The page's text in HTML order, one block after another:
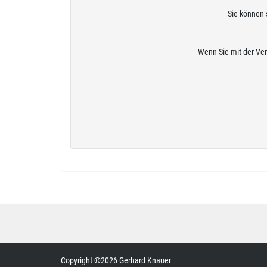
Sie können
Wenn Sie mit der
Copyright ©2026 Gerhard Knauer